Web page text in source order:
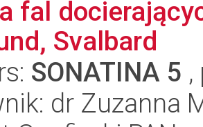
fal
Svalbard
SONATINA 5
dr Zuzanna